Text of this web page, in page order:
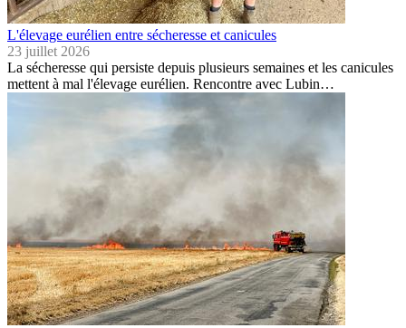
L'élevage eurélien entre sécheresse et canicules
23 juillet 2026
La sécheresse qui persiste depuis plusieurs semaines et les canicules
mettent à mal l'élevage eurélien. Rencontre avec Lubin…